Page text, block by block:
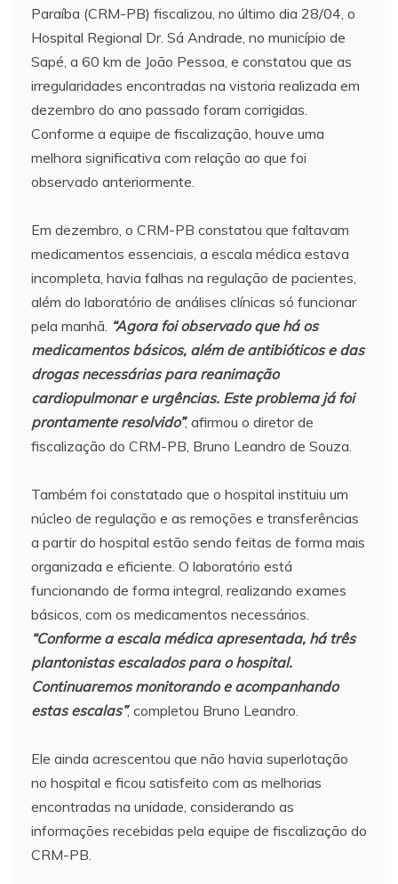
Paraíba (CRM-PB) fiscalizou, no último dia 28/04, o
Hospital Regional Dr. Sá Andrade, no município de
Sapé, a 60 km de João Pessoa, e constatou que as
irregularidades encontradas na vistoria realizada em
dezembro do ano passado foram corrigidas.
Conforme a equipe de fiscalização, houve uma
melhora significativa com relação ao que foi
observado anteriormente.⠀
Em dezembro, o CRM-PB constatou que faltavam
medicamentos essenciais, a escala médica estava
incompleta, havia falhas na regulação de pacientes,
além do laboratório de análises clínicas só funcionar
pela manhã. “Agora foi observado que há os
medicamentos básicos, além de antibióticos e das
drogas necessárias para reanimação
cardiopulmonar e urgências. Este problema já foi
prontamente resolvido”, afirmou o diretor de
fiscalização do CRM-PB, Bruno Leandro de Souza.⠀
Também foi constatado que o hospital instituiu um
núcleo de regulação e as remoções e transferências
a partir do hospital estão sendo feitas de forma mais
organizada e eficiente. O laboratório está
funcionando de forma integral, realizando exames
básicos, com os medicamentos necessários.
“Conforme a escala médica apresentada, há três
plantonistas escalados para o hospital.
Continuaremos monitorando e acompanhando
estas escalas”, completou Bruno Leandro.⠀
Ele ainda acrescentou que não havia superlotação
no hospital e ficou satisfeito com as melhorias
encontradas na unidade, considerando as
informações recebidas pela equipe de fiscalização do
CRM-PB.